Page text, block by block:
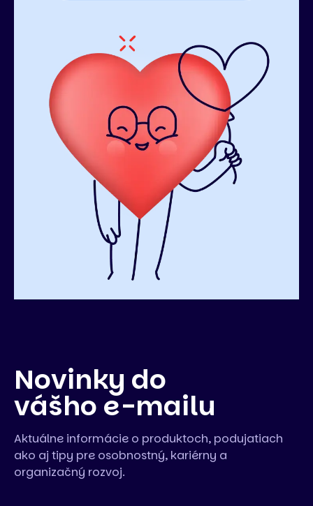
Novinky do
vášho e-mailu
Aktuálne informácie o produktoch, podujatiach
ako aj tipy pre osobnostný, kariérny a
organizačný rozvoj.